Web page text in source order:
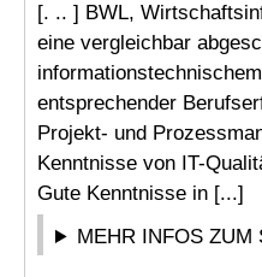
[. .. ] BWL,
eine vergleichbar
entsprechender
Projekt- und
Kenntnisse von IT-
Gute Kenntnisse in [...]
MEHR INFOS ZUM